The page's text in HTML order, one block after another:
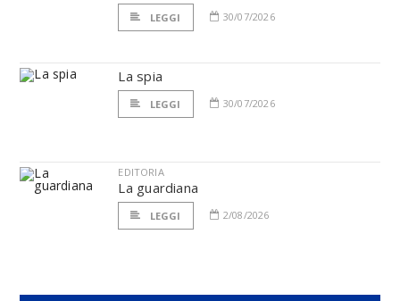
LEGGI 30/07/2026
La spia
LEGGI 30/07/2026
EDITORIA
La guardiana
LEGGI 2/08/2026